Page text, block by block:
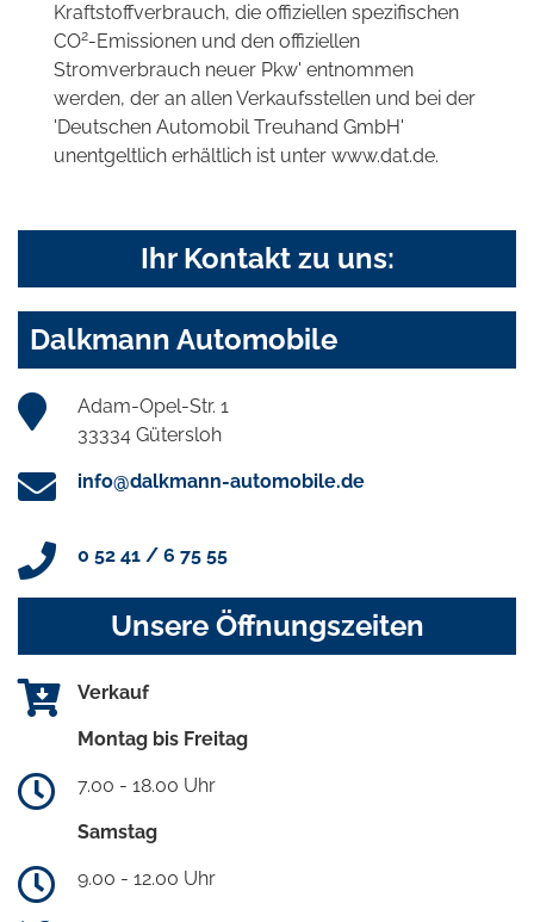
Kraftstoffverbrauch, die offiziellen spezifischen
CO2-Emissionen und den offiziellen
Stromverbrauch neuer Pkw' entnommen
werden, der an allen Verkaufsstellen und bei der
'Deutschen Automobil Treuhand GmbH'
unentgeltlich erhältlich ist unter www.dat.de.
Ihr Kontakt zu uns:
Dalkmann Automobile
Adam-Opel-Str. 1
33334 Gütersloh
info@dalkmann-automobile.de
0 52 41 / 6 75 55
Unsere Öffnungszeiten
Verkauf
Montag bis Freitag
7.00 - 18.00 Uhr
Samstag
9.00 - 12.00 Uhr